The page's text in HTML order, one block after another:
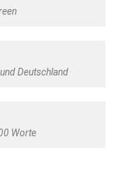
Deutschland
Worte